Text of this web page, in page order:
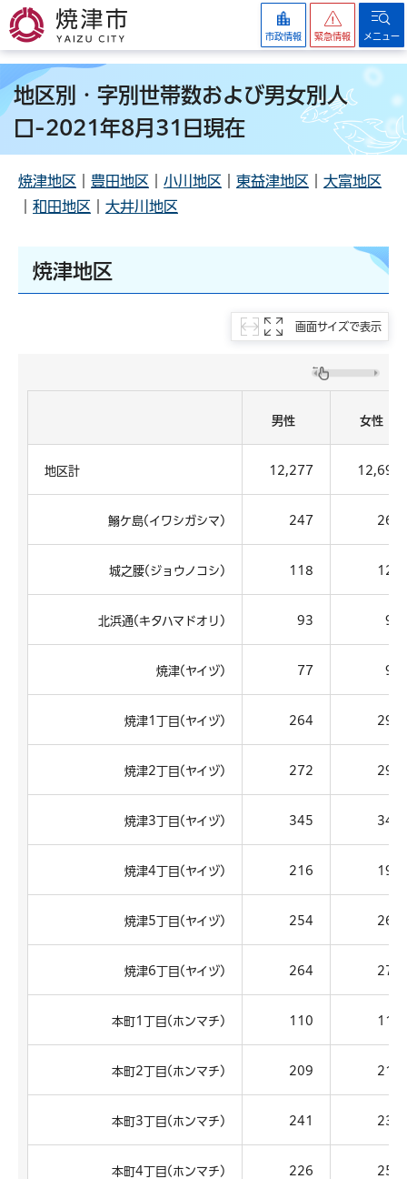
焼津市
市政情報 緊急情報 メニュー
地区別・字別世帯数および男女別人
口-2021年8月31日現在
焼津地区 豊田地区 小川地区 東益津地区
大富地区
和田地区 大井川地区
焼津地区
画面サイズで表示
男性 女性
地区計 12,277 12,694
鰯ケ島(イワシガシマ) 247 267
城之腰(ジョウノコシ) 118 124
北浜通(キタハマドオリ) 93 91
焼津(ヤイヅ) 77 92
焼津1丁目(ヤイヅ) 264 290
焼津2丁目(ヤイヅ) 272 296
焼津3丁目(ヤイヅ) 345 347
焼津4丁目(ヤイヅ) 216 199
焼津5丁目(ヤイヅ) 254 262
焼津6丁目(ヤイヅ) 264 272
本町1丁目(ホンマチ) 110 112
本町2丁目(ホンマチ) 209 212
本町3丁目(ホンマチ) 241 237
本町4丁目(ホンマチ) 226 258